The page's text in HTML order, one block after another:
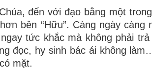
đến với đạo bằng một
bên “Hữu”. Càng ngày càng
tức khắc mà không phải
đọc, hy sinh bác ái không
mặt.